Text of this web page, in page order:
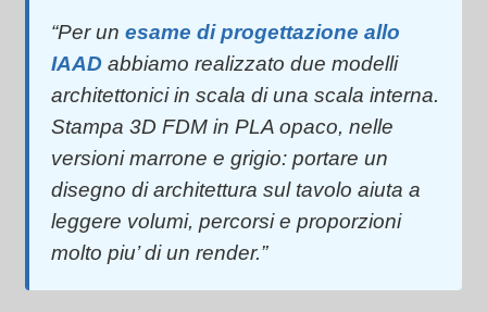
“Per un esame di progettazione allo
IAAD abbiamo realizzato due modelli
architettonici in scala di una scala interna.
Stampa 3D FDM in PLA opaco, nelle
versioni marrone e grigio: portare un
disegno di architettura sul tavolo aiuta a
leggere volumi, percorsi e proporzioni
molto piu’ di un render.”